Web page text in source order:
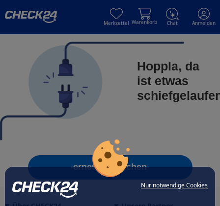
Nur notwendige Cookies
Merkzettel Warenkorb Chat Anmelden
Hoppla, da
ist etwas
erneut versuchen